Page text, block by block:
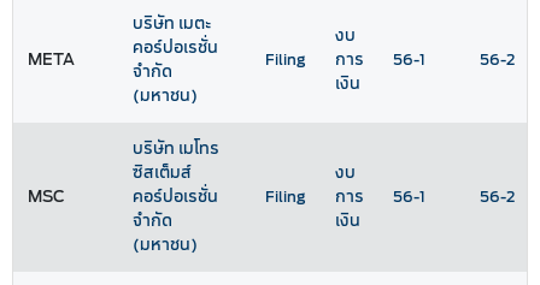
META
บริษัท เมตะ
คอร์ปอเรชั่น
จำกัด
(มหาชน)
Filing
งบ
การ
เงิน
56-1 56-2
MSC
บริษัท เมโทร
ซิสเต็มส์
คอร์ปอเรชั่น
จำกัด
(มหาชน)
Filing
งบ
การ
เงิน
56-1 56-2